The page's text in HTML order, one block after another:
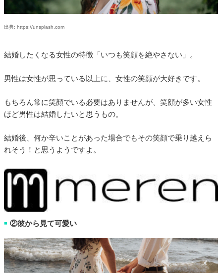
出典: https://unsplash.com
結婚したくなる女性の特徴「いつも笑顔を絶やさない」。
男性は女性が思っている以上に、女性の笑顔が大好きです。
もちろん常に笑顔でいる必要はありませんが、笑顔が多い女性
ほど男性は結婚したいと思うもの。
結婚後、何か辛いことがあった場合でもその笑顔で乗り越えら
れそう！と思うようですよ。
■ ②彼から見て可愛い